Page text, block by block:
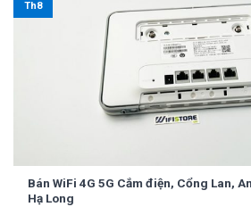
Bán WiFi 4G 5G Cắm điện, Cổng Lan,
Hạ Long
Th8